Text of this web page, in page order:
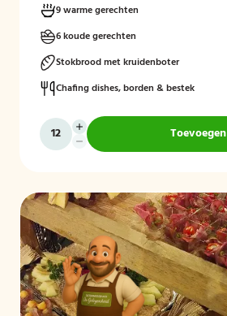
9 warme gerechten
6 koude gerechten
Stokbrood met kruidenboter
Chafing dishes, borden & bestek
Toevoegen